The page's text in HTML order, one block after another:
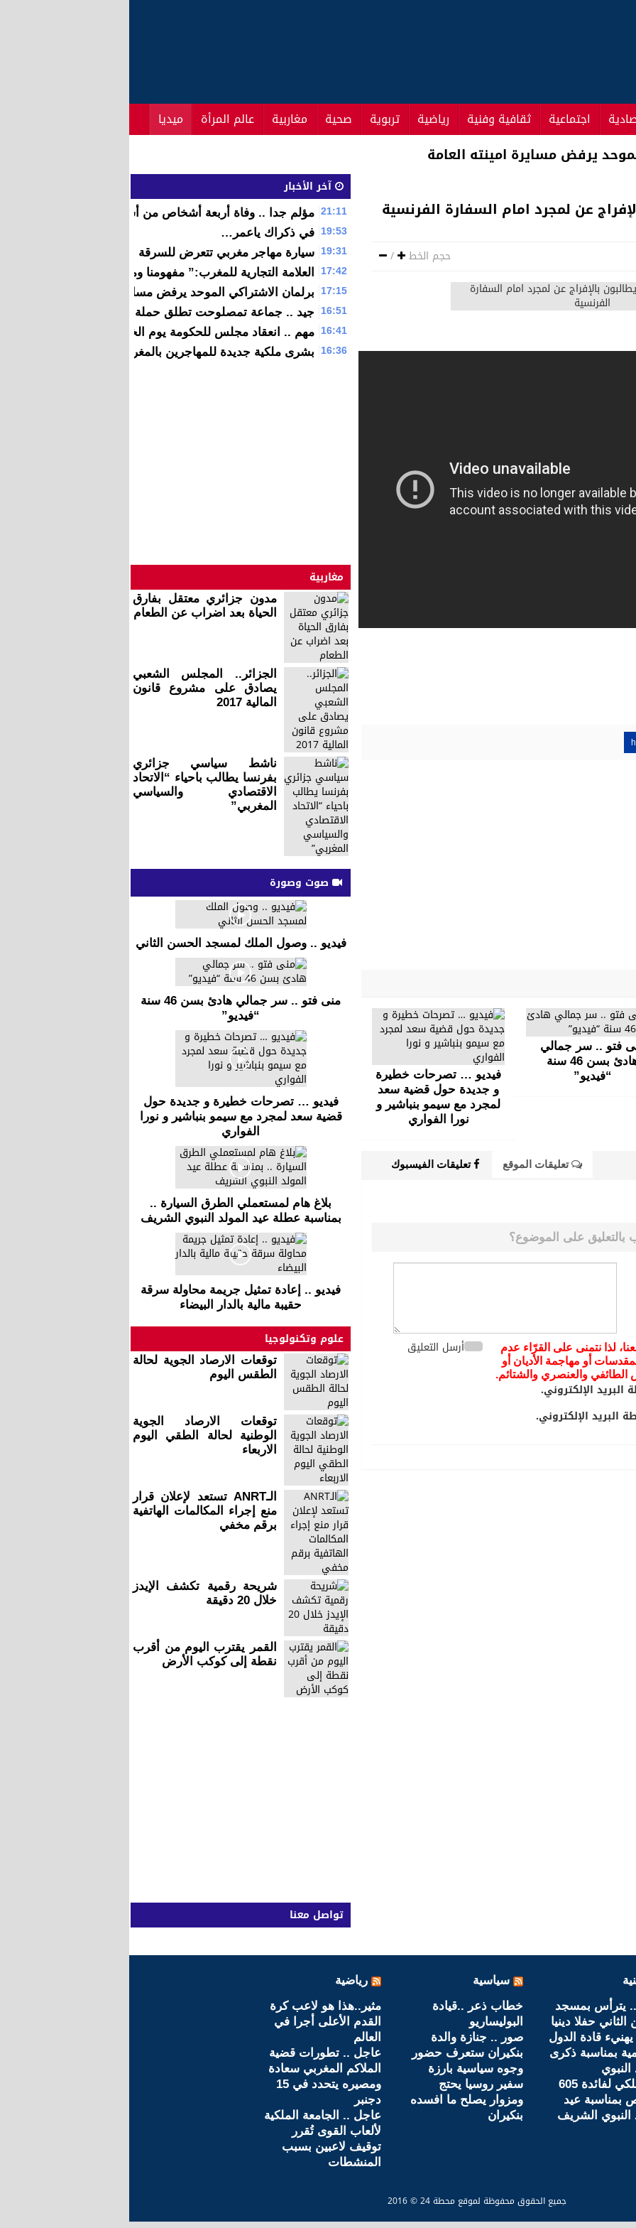
اجتماعية ثقافية وفنية رياضية تربوية صحية مغاربية عالم المرأة ميديا
عن لمجرد امام السفارة الفرنسية
حجم الخط /
فتو .. سر جمالي
هادئ بسن 46 سنة
“فيديو”
فيديو … تصرحات خطيرة
و جديدة حول قضية سعد
لمجرد مع سيمو بنباشير و
نورا الفواري
تعليقات الموقع تعليقات الفيسبوك
على الموضوع؟
لذا نتمنى على القرّاء عدم
أو مهاجمة الأديان أو
الطائفي والعنصري والشتائم.
أرسل التعليق
البريد الإلكتروني.
البريد الإلكتروني.
آخر الأخبار
21:11 مؤلم جدا .. وفاة أربعة أشخاص من أسرة واحدة اختناقا بإفران
19:53 في ذكراك ياعمر…
19:31 سيارة مهاجر مغربي تتعرض للسرقة بمرآب باخرة إيطالية
17:42 العلامة التجارية للمغرب:” مفهومنا ومفهوم الآخرين”.
17:15 برلمان الاشتراكي الموحد يرفض مسايرة امينته العامة
16:51 جيد .. جماعة تمصلوحت تطلق حملة واسعة للنظافة
16:41 مهم .. انعقاد مجلس للحكومة يوم الخميس المقبل
16:36 بشرى ملكية جديدة للمهاجرين بالمغرب
مغاربية
مدون جزائري معتقل بفارق
الحياة بعد اضراب عن الطعام
الجزائر.. المجلس الشعبي
يصادق على مشروع قانون
المالية 2017
ناشط سياسي جزائري
بفرنسا يطالب باحياء “الاتحاد
الاقتصادي والسياسي
المغربي”
صوت وصورة
فيديو .. وصول الملك لمسجد الحسن الثاني
منى فتو .. سر جمالي هادئ بسن 46 سنة
“فيديو”
فيديو … تصرحات خطيرة و جديدة حول
قضية سعد لمجرد مع سيمو بنباشير و نورا
الفواري
بلاغ هام لمستعملي الطرق السيارة ..
بمناسبة عطلة عيد المولد النبوي الشريف
فيديو .. إعادة تمثيل جريمة محاولة سرقة
حقيبة مالية بالدار البيضاء
علوم وتكنولوجيا
توقعات الارصاد الجوية لحالة
الطقس اليوم
توقعات الارصاد الجوية
الوطنية لحالة الطقي اليوم
الاربعاء
الـANRT تستعد لإعلان قرار
منع إجراء المكالمات الهاتفية
برقم مخفي
شريحة رقمية تكشف الإيدز
خلال 20 دقيقة
القمر يقترب اليوم من أقرب
نقطة إلى كوكب الأرض
تواصل معنا
يترأس بمسجد
حفلا دينيا
يهنيء قادة الدول
بمناسبة ذكرى
النبوي
عفو ملكي لفائدة 605
بمناسبة عيد
النبوي الشريف
سياسية
خطاب ذعر ..قيادة
البوليساريو
صور .. جنازة والدة
بنكيران ستعرف حضور
وجوه سياسية بارزة
سفير روسيا يحتج
ومزوار يصلح ما افسده
بنكيران
رياضية
مثير..هذا هو لاعب كرة
القدم الأعلى أجرا في
العالم
عاجل .. تطورات قضية
الملاكم المغربي سعادة
ومصيره يتحدد في 15
دجنبر
عاجل .. الجامعة الملكية
لألعاب القوى تُقرر
توقيف لاعبين بسبب
المنشطات
جميع الحقوق محفوظة لموقع محطة 24 © 2016